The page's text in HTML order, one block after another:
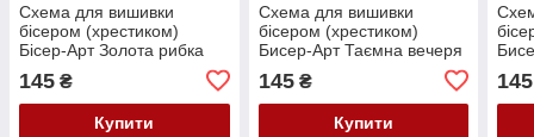
Схема для вишивки
бісером (хрестиком)
Бісер-Арт Золота рибка
145 ₴
Купити
Схема для вишивки
бісером (хрестиком)
Бисер-Арт Таємна вечеря
145₴
Купити
145